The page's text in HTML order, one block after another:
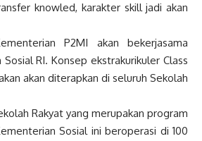
knowled, karakter skill jadi akan
P2MI akan bekerjasama
RI. Konsep ekstrakurikuler Class
akan diterapkan di seluruh Sekolah
Rakyat yang merupakan program
Sosial ini beroperasi di 100